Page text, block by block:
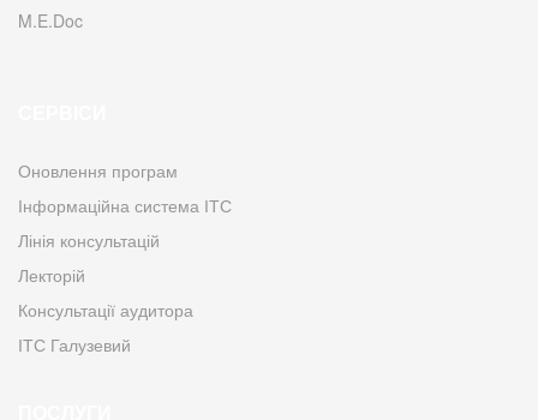
M.E.Doc
Оновлення програм
Інформаційна система ІТС
Лінія консультацій
Лекторій
Консультації аудитора
ІТС Галузевий